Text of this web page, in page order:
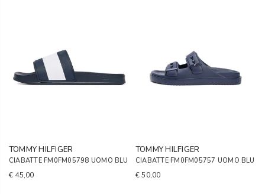
TOMMY HILFIGER
CIABATTE FM0FM05798 UOMO BLU
€ 45,00
TOMMY HILFIGER
CIABATTE FM0FM05757 UOMO BLU
€ 50,00